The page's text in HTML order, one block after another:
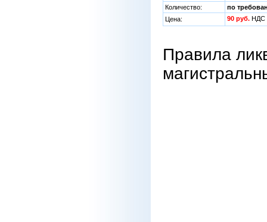
Количество:
по
Цена:
90 руб. НДС
Правила